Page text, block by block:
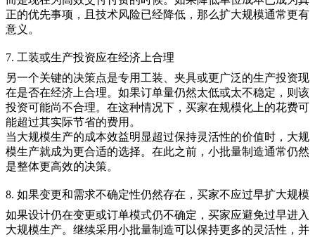
正的优先事项，且技术风险已经降低，那么扩大规模通常更有
意义。
7. 工装或生产投资应在经济上合理
另一个关键的决策点是专用工装、夹具或更广泛的生产投资现
在是否在经济上合理。如果订单量仍然太低或太不稳定，则该
投资可能尚不合理。在这种情况下，买家在规模化上的花费可
能超过其实际节省的费用。
当大规模生产的成本效益明显超过保持灵活性的价值时，大规
模生产就成为更合适的选择。在此之前，小批量制造通常仍然
是整体更高效的决策。
8. 如果变更和需求不确定性仍然存在，买家不应过早扩大规模
如果设计仍在变更或订单模式仍不确定，买家应避免过早进入
大规模生产。继续采用小批量制造可以保持更多的灵活性，并